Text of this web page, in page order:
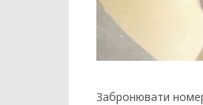
Забронювати